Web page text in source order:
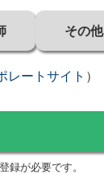
その他
レートサイト ）
録が必要です。